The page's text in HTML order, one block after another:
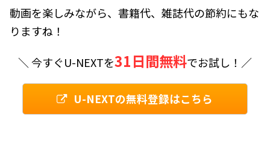
動画を楽しみながら、書籍代、雑誌代の節約にもな
りますね！
＼ 今すぐU-NEXTを31日間無料でお試し！／
U-NEXTの無料登録はこちら